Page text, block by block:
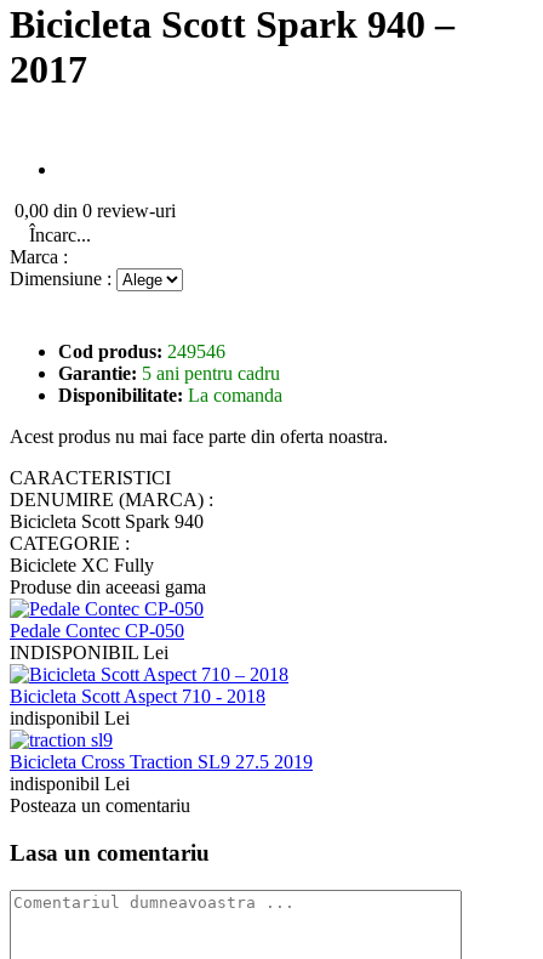
Bicicleta Scott Spark 940 –
2017
0,00 din 0 review-uri
Încarc...
Marca :
Dimensiune :
Cod produs: 249546
Garantie: 5 ani pentru cadru
Disponibilitate: La comanda
Acest produs nu mai face parte din oferta noastra.
CARACTERISTICI
DENUMIRE (MARCA) :
Bicicleta Scott Spark 940
CATEGORIE :
Biciclete XC Fully
Produse din aceeasi gama
Pedale Contec CP-050
INDISPONIBIL Lei
Bicicleta Scott Aspect 710 - 2018
indisponibil Lei
Bicicleta Cross Traction SL9 27.5 2019
indisponibil Lei
Posteaza un comentariu
Lasa un comentariu